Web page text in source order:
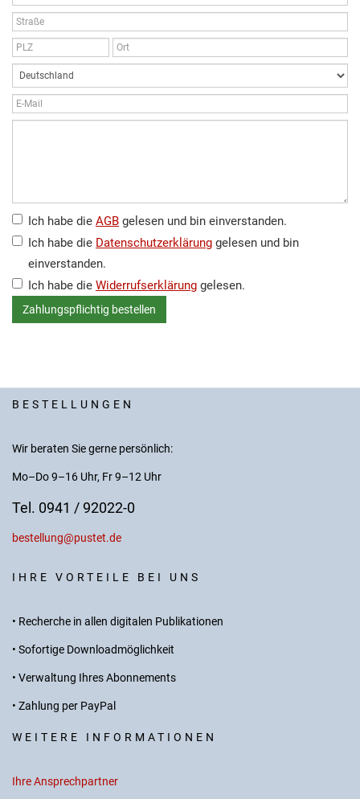
Ich habe die AGB gelesen und bin einverstanden.
Ich habe die Datenschutzerklärung gelesen und bin
einverstanden.
Ich habe die Widerrufserklärung gelesen.
BESTELLUNGEN
Wir beraten Sie gerne persönlich:
Mo–Do 9–16 Uhr, Fr 9–12 Uhr
Tel. 0941 / 92022-0
bestellung@pustet.de
IHRE VORTEILE BEI UNS
• Recherche in allen digitalen Publikationen
• Sofortige Downloadmöglichkeit
• Verwaltung Ihres Abonnements
• Zahlung per PayPal
WEITERE INFORMATIONEN
Ihre Ansprechpartner